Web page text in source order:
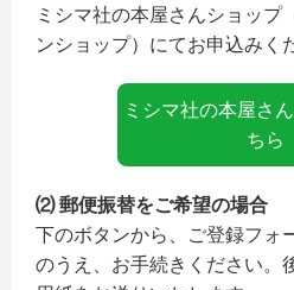
ミシマ社の本屋さんショップ
ンショップ）にてお申込みく
ミシマ社の本屋さ
ちら
⑵ 郵便振替をご希望の場合
下のボタンから、ご登録フォ
のうえ、お手続きください。